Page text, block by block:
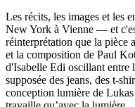
Les récits, les images et les
New York à Vienne — et
réinterprétation que la pièce
et la composition de Paul
d'Isabelle Edi oscillant entre
supposée des jeans, des t-
conception lumière de